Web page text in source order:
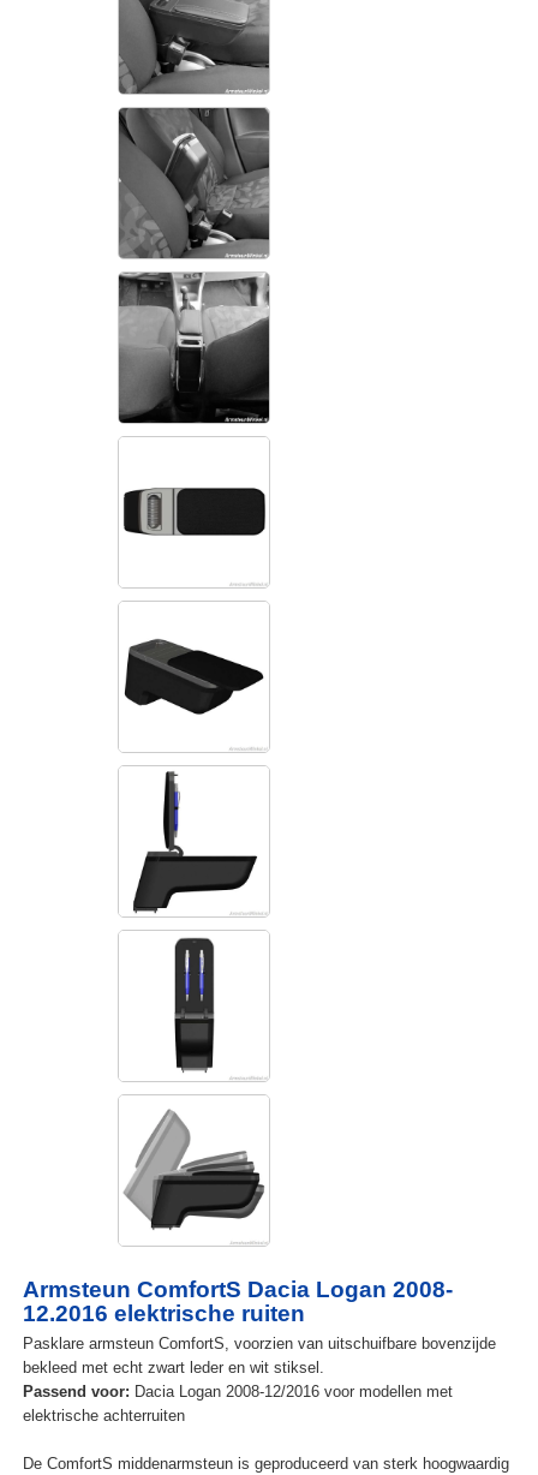
Armsteun ComfortS Dacia Logan 2008-
12.2016 elektrische ruiten
Pasklare armsteun ComfortS, voorzien van uitschuifbare bovenzijde
bekleed met echt zwart leder en wit stiksel.
Passend voor: Dacia Logan 2008-12/2016 voor modellen met
elektrische achterruiten
De ComfortS middenarmsteun is geproduceerd van sterk hoogwaardig